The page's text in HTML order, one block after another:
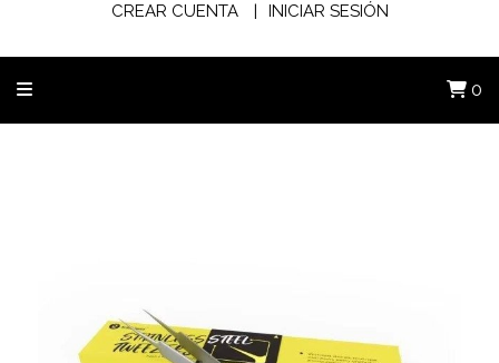
CREAR CUENTA INICIAR SESIÓN
0